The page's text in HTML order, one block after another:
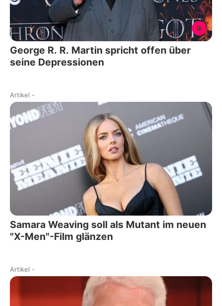
George R. R. Martin spricht offen über
seine Depressionen
Artikel -
Samara Weaving soll als Mutant im neuen
"X-Men"-Film glänzen
Artikel -